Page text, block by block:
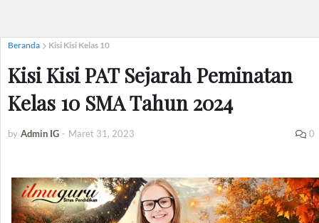
Beranda Kisi Kisi Kelas 10
Kisi Kisi PAT Sejarah Peminatan
Kelas 10 SMA Tahun 2024
by Admin IG - Maret 31, 2023 0